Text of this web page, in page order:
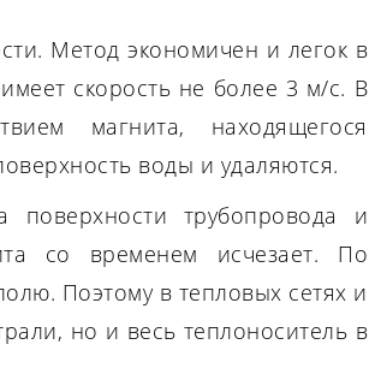
Метод экономичен и легок в
скорость не более 3 м/с. В
магнита, находящегося
воды и удаляются.
поверхности трубопровода и
со временем исчезает. По
Поэтому в тепловых сетях и
но и весь теплоноситель в